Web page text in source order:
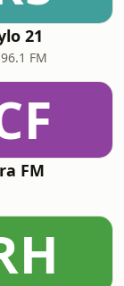
21
FM
FM